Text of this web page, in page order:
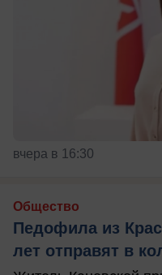
вчера в 16:30
Общество
Педофила из
лет отправят в